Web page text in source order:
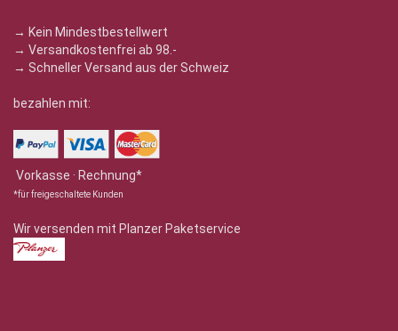
→ Kein Mindestbestellwert
→ Versandkostenfrei ab 98.-
→ Schneller Versand aus der Schweiz
bezahlen mit:
Vorkasse · Rechnung*
*für freigeschaltete Kunden
Wir versenden mit Planzer Paketservice